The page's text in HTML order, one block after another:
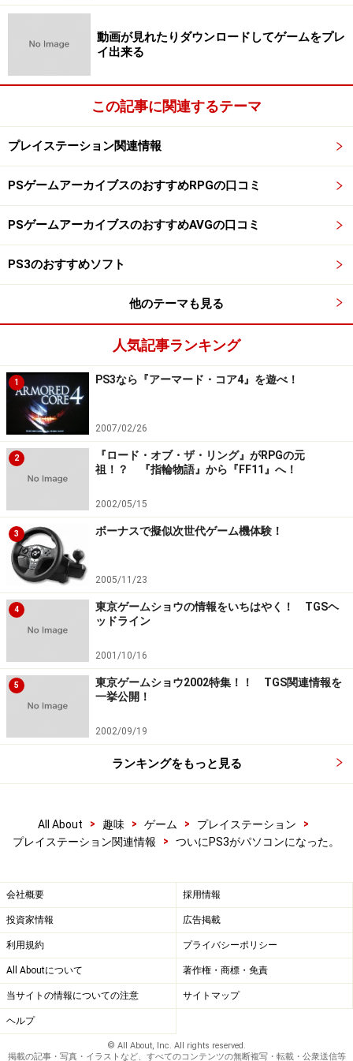
動画が見れたりダウンロードしてゲームをプレ
イ出来る
この記事に関連するテーマ
プレイステーション関連情報
PSゲームアーカイブスのおすすめRPGの口コミ
PSゲームアーカイブスのおすすめAVGの口コミ
PS3のおすすめソフト
他のテーマも見る
人気記事ランキング
1 PS3なら『アーマード・コア4』を遊べ！
2007/02/26
2
『ロード・オブ・ザ・リング』がRPGの元
祖！？ 『指輪物語』から『FF11』へ！
2002/05/15
3 ボーナスで擬似次世代ゲーム機体験！
2005/11/23
4
東京ゲームショウの情報をいちはやく！ TGSヘ
ッドライン
2001/10/16
5
東京ゲームショウ2002特集！！ TGS関連情報を
一挙公開！
2002/09/19
ランキングをもっと見る
All About > 趣味 > ゲーム > プレイステーション
>
プレイステーション関連情報
> ついにPS3がパソコンになった。
会社概要 採用情報
投資家情報 広告掲載
利用規約 プライバシーポリシー
All Aboutについて 著作権・商標・免責
当サイトの情報についての注意 サイトマップ
ヘルプ
© All About, Inc. All rights reserved.
掲載の記事・写真・イラストなど、すべてのコンテンツの無断複写・転載・公衆送信等